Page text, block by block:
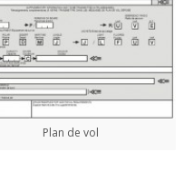
Plan de vol